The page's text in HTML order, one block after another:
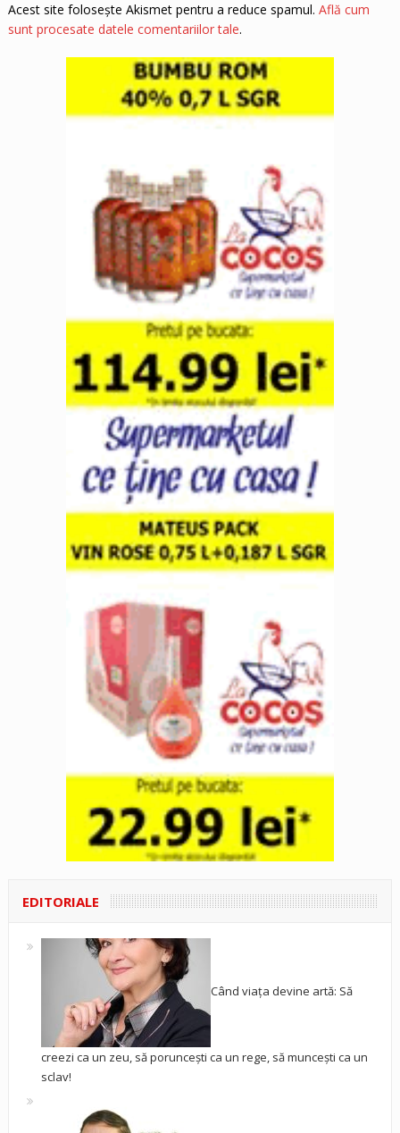
Acest site folosește Akismet pentru a reduce spamul. Află cum
sunt procesate datele comentariilor tale.
EDITORIALE
Când viața devine artă: Să
creezi ca un zeu, să poruncești ca un rege, să muncești ca un
sclav!